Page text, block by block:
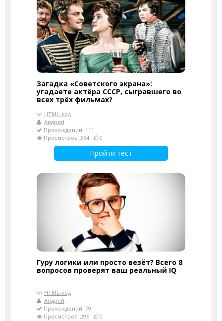
Загадка «Советского экрана»:
угадаете актёра СССР, сыгравшего во
всех трёх фильмах?
HTML-код
Андрей
Прохождений: 111
Просмотров: 364
0
Пройти тест
Гуру логики или просто везёт? Всего 8
вопросов проверят ваш реальный IQ
HTML-код
Андрей
Прохождений: 79
Просмотров: 296
0